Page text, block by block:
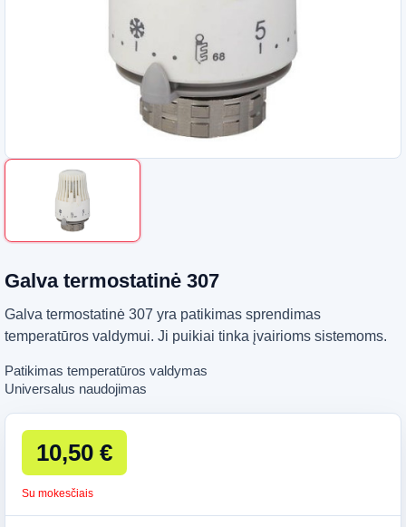
Galva termostatinė 307
Galva termostatinė 307 yra patikimas sprendimas
temperatūros valdymui. Ji puikiai tinka įvairioms sistemoms.
Patikimas temperatūros valdymas
Universalus naudojimas
10,50 €
Su mokesčiais